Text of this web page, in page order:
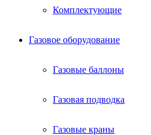
Комплектующие
Газовое оборудование
Газовые баллоны
Газовая подводка
Газовые краны